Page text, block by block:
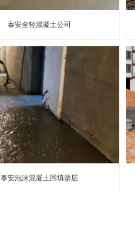
泰安全轻混凝土公司
泰安泡沫混凝土回填垫层